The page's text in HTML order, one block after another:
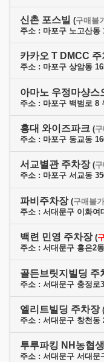
신촌 포스빌 (구매불
주소 : 마포구 노고산동
카카오 T DMCC
주소 : 마포구 상암동
아마노 우정마샹스
주소 : 마포구 백범로 8
홍대 와이즈파크 (
주소 : 마포구 동교동
서교별관 주차장 (
주소 : 마포구 서교동
파비주차장 (구매불가
주소 : 서대문구 이화여
백련 민영 주차장 (
주소 : 서대문구 홍은2
골든브릿지빌딩 주
주소 : 서대문구 충정로
엘리트빌딩 주차장 (
주소 : 서대문구 창천동
투루파킹 NH농협
주소 : 서대문구 서대문